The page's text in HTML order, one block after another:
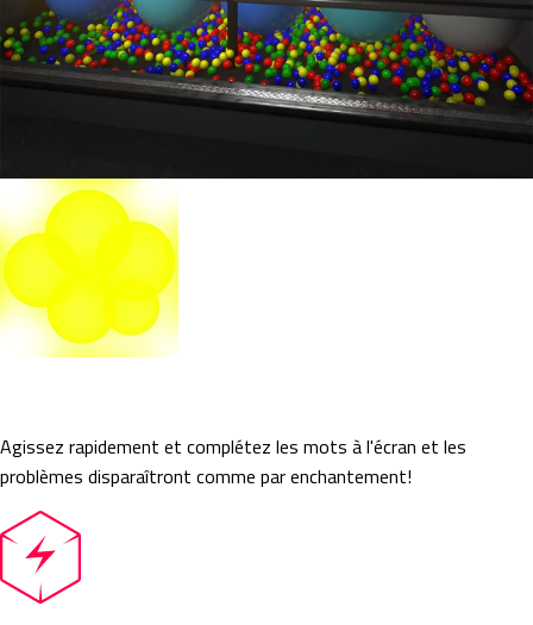
Agissez rapidement et complétez les mots à l'écran et les
problèmes disparaîtront comme par enchantement!